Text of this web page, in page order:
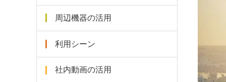
周辺機器の活用
利用シーン
社内動画の活用